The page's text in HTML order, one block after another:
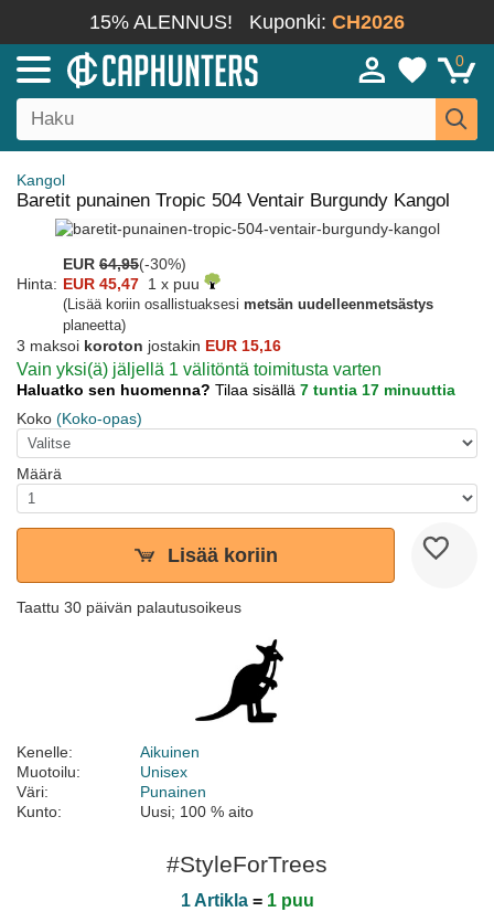
15% ALENNUS! Kuponki: CH2026
0
Kangol
Baretit punainen Tropic 504 Ventair Burgundy Kangol
EUR 64,95(-30%)
Hinta: EUR 45,47 1 x puu
(Lisää koriin osallistuaksesi metsän uudelleenmetsästys
planeetta)
3 maksoi koroton jostakin EUR 15,16
Vain yksi(ä) jäljellä 1 välitöntä toimitusta varten
Haluatko sen huomenna? Tilaa sisällä 7 tuntia 17 minuuttia
Koko (Koko-opas)
Määrä
Lisää koriin
Taattu 30 päivän palautusoikeus
Kenelle:
Aikuinen
Muotoilu:
Unisex
Väri:
Punainen
Kunto:
Uusi; 100 % aito
#StyleForTrees
1 Artikla= 1 puu